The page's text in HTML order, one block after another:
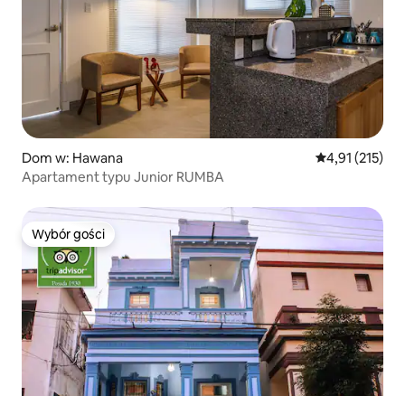
Dom w: Hawana Średnia
4,91 (215)
Apartament typu Junior RUMBA
Wybór gości
Wybór gości